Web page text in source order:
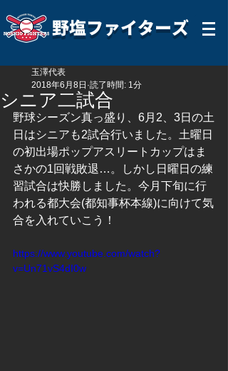
野塩ファイターズ
シニア二試合
玉澤代表
2018年6月8日 読了時間: 1分
野球シーズン真っ盛り、6月2、3日の土
日はシニアも2試合行いました。土曜日
の初出場ポップアスリートカップはま
さかの1回戦敗退…。しかし日曜日の練
習試合は快勝しました。今月下旬に行
われる都大会(都知事杯本線)に向けて気
合を入れていこう！
https://www.youtube.com/watch?
v=Un71vS4dI0w